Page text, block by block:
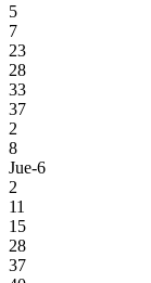
5
7
23
28
33
37
2
8
Jue-6
2
11
15
28
37